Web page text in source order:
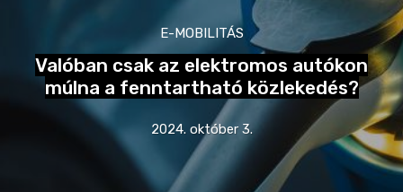
E-MOBILITÁS
Valóban csak az elektromos autókon
múlna a fenntartható közlekedés?
2024. október 3.